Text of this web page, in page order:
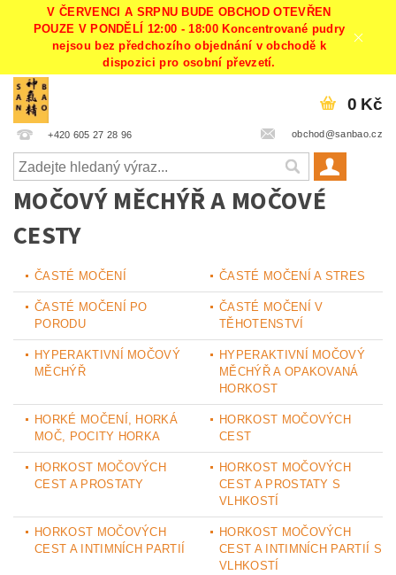
V ČERVENCI A SRPNU BUDE OBCHOD OTEVŘEN
POUZE V PONDĚLÍ 12:00 - 18:00 Koncentrované pudry
nejsou bez předchozího objednání v obchodě k
dispozici pro osobní převzetí.
+420 605 27 28 96 obchod@sanbao.cz
0 Kč
MOČOVÝ MĚCHÝŘ A MOČOVÉ
CESTY
ČASTÉ MOČENÍ ČASTÉ MOČENÍ A STRES
ČASTÉ MOČENÍ PO
PORODU
ČASTÉ MOČENÍ V
TĚHOTENSTVÍ
HYPERAKTIVNÍ MOČOVÝ
MĚCHÝŘ
HYPERAKTIVNÍ MOČOVÝ
MĚCHÝŘ A OPAKOVANÁ
HORKOST
HORKÉ MOČENÍ, HORKÁ
MOČ, POCITY HORKA
HORKOST MOČOVÝCH
CEST
HORKOST MOČOVÝCH
CEST A PROSTATY
HORKOST MOČOVÝCH
CEST A PROSTATY S
VLHKOSTÍ
HORKOST MOČOVÝCH
CEST A INTIMNÍCH PARTIÍ
HORKOST MOČOVÝCH
CEST A INTIMNÍCH PARTIÍ S
VLHKOSTÍ